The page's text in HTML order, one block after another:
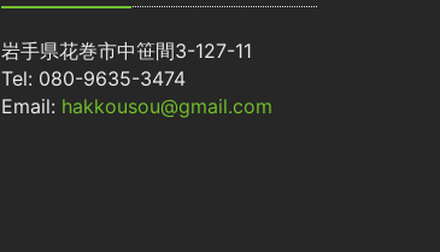
岩手県花巻市中笹間3-127-11
Tel: 080-9635-3474
Email: hakkousou@gmail.com